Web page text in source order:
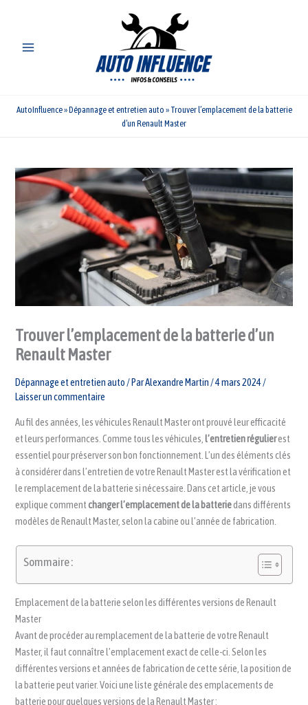
AutoInfluence»Dépannage et entretien auto » Trouver l’emplacement de la batterie
d’un Renault Master
Trouver l’emplacement de la batterie d’un
Renault Master
Dépannage et entretien auto / ParAlexandre Martin /4 mars 2024/
Laisser un commentaire
Au fil des années, les véhicules Renault Master ont prouvé leur efficacité
et leurs performances. Comme tous les véhicules,l’entretien régulierest
essentiel pour préserver son bon fonctionnement. L’un des éléments clés
à considérer dans l’entretien de votre Renault Master est la vérification et
le remplacement de la batterie si nécessaire. Dans cet article, je vous
explique commentchanger l’emplacement de la batteriedans différents
modèles de Renault Master, selon la cabine ou l’année de fabrication.
Sommaire :
Emplacement de la batterie selon les différentes versions de Renault
Master
Avant de procéder au remplacement de la batterie de votre Renault
Master, il faut connaître l’emplacement exact de celle-ci. Selon les
différentes versions et années de fabrication de cette série, la position de
la batterie peut varier. Voici une liste générale des emplacements de
batterie pour quelques versions de la Renault Master :